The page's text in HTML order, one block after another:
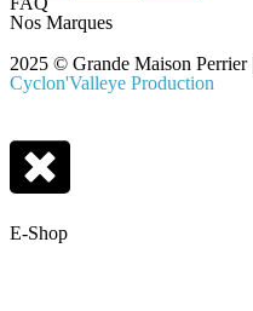
Nos Marques
2025 © Grande Maison Perrier
Cyclon'Valleye Production
E-Shop